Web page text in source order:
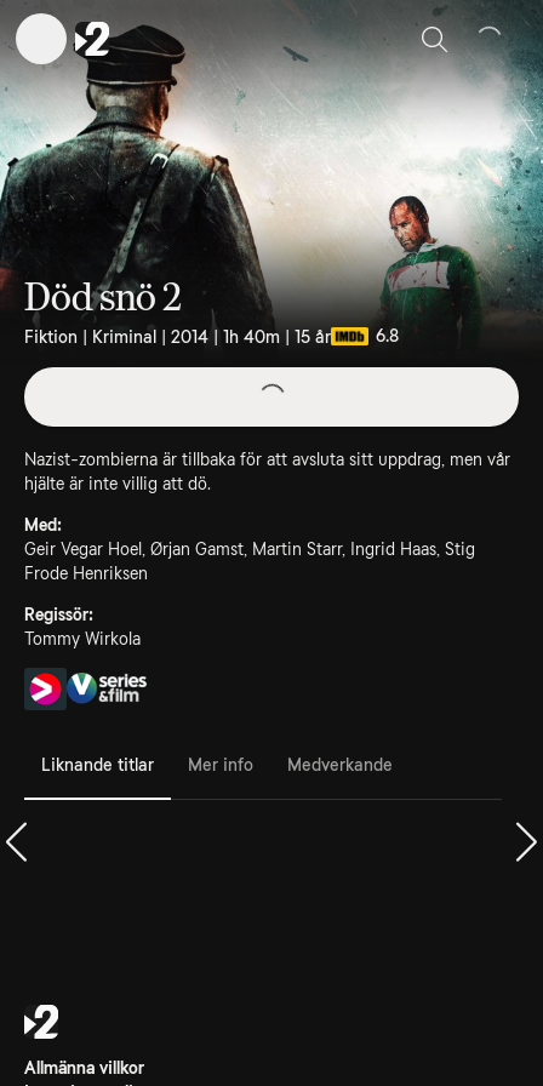
Sök
Död snö 2
Fiktion | Kriminal | 2014 | 1h 40m | 15 år 6.8
Nazist-zombierna är tillbaka för att avsluta sitt uppdrag, men vår
hjälte är inte villig att dö.
Med:
Geir Vegar Hoel, Ørjan Gamst, Martin Starr, Ingrid Haas, Stig
Frode Henriksen
Regissör:
Tommy Wirkola
Liknande titlar Mer info Medverkande
Allmänna villkor